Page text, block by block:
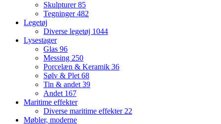
Skulpturer85
Tegninger482
Legetøj
Diverse legetøj 1044
Lysestager
Glas 96
Messing 250
Porcelæn & Keramik 36
Sølv & Plet 68
Tin & andet 39
Andet 167
Maritime effekter
Diverse maritime effekter 22
Møbler, moderne